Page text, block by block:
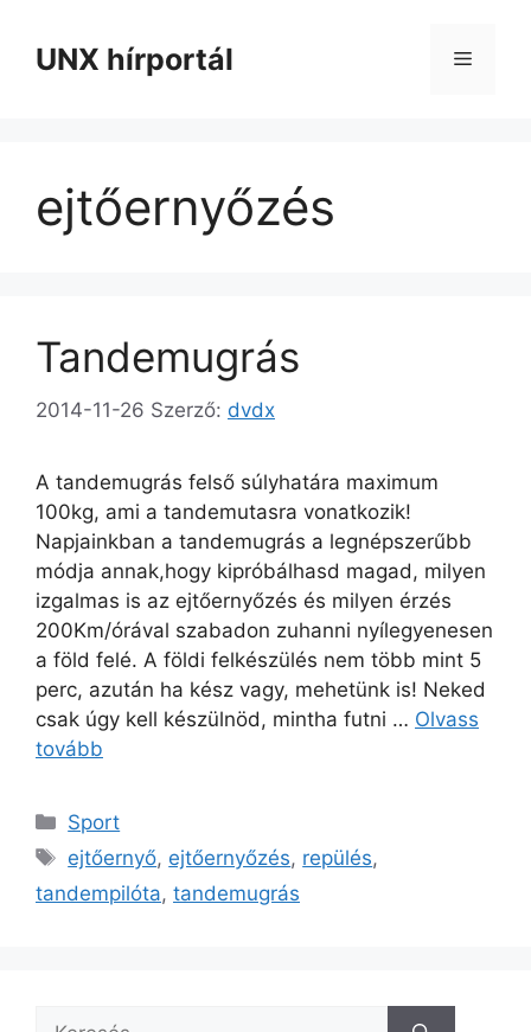
tartalomba
UNX hírportál Menü
ejtőernyőzés
Tandemugrás
2014-11-26 Szerző: dvdx
A tandemugrás felső súlyhatára maximum
100kg, ami a tandemutasra vonatkozik!
Napjainkban a tandemugrás a legnépszerűbb
módja annak,hogy kipróbálhasd magad, milyen
izgalmas is az ejtőernyőzés és milyen érzés
200Km/órával szabadon zuhanni nyílegyenesen
a föld felé. A földi felkészülés nem több mint 5
perc, azután ha kész vagy, mehetünk is! Neked
csak úgy kell készülnöd, mintha futni … Olvass
tovább
Kategória
Sport
Címkék
ejtőernyő, ejtőernyőzés, repülés,
tandempilóta, tandemugrás
Keresés: